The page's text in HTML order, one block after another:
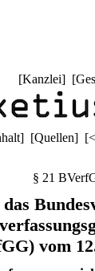
[Kanzlei] [
] [Quellen] [<
§ 21
vom